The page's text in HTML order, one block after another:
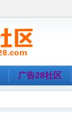
广告28社区